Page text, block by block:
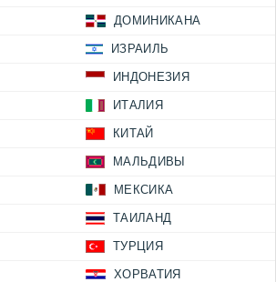
ДОМИНИКАНА
ИЗРАИЛЬ
ИНДОНЕЗИЯ
ИТАЛИЯ
КИТАЙ
МАЛЬДИВЫ
МЕКСИКА
ТАИЛАНД
ТУРЦИЯ
ХОРВАТИЯ